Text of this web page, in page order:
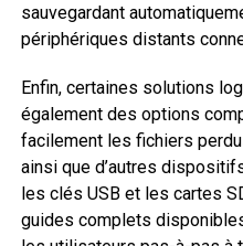
sauvegardant
périphériques distants
Enfin, certaines solutions
également des options
facilement les fichiers
ainsi que d’autres
les clés USB et les cartes
guides complets